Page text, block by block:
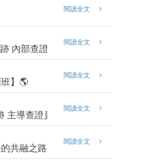
閱讀全文
內部查證員培訓課程】🦶
閱讀全文
】🌎
閱讀全文
主導查證員培訓
閱讀全文
共融之路🌎
閱讀全文